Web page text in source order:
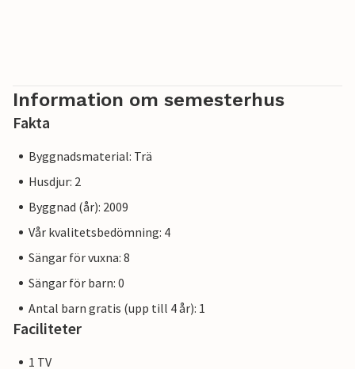
Information om semesterhus
Fakta
Byggnadsmaterial: Trä
Husdjur: 2
Byggnad (år): 2009
Vår kvalitetsbedömning: 4
Sängar för vuxna: 8
Sängar för barn: 0
Antal barn gratis (upp till 4 år): 1
Faciliteter
1 TV